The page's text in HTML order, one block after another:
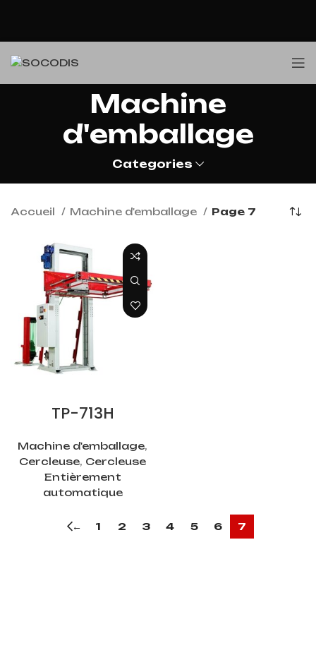
Machine
d'emballage
Categories
Accueil Machine d'emballage Page 7
TP-713H
Machine d'emballage,
Cercleuse, Cercleuse
Entièrement
automatique
← 1 2 3 4 5 6 7